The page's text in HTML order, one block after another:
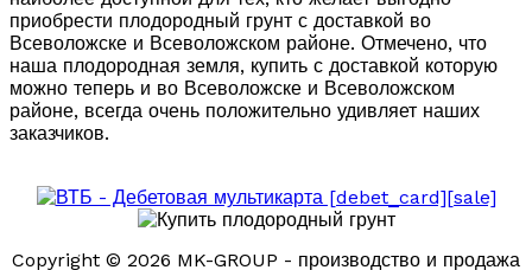
приобрести плодородный грунт с доставкой во
Всеволожске и Всеволожском районе. Отмечено, что
наша плодородная земля, купить с доставкой которую
можно теперь и во Всеволожске и Всеволожском
районе, всегда очень положительно удивляет наших
заказчиков.
Copyright © 2026 MK-GROUP - производство и продажа